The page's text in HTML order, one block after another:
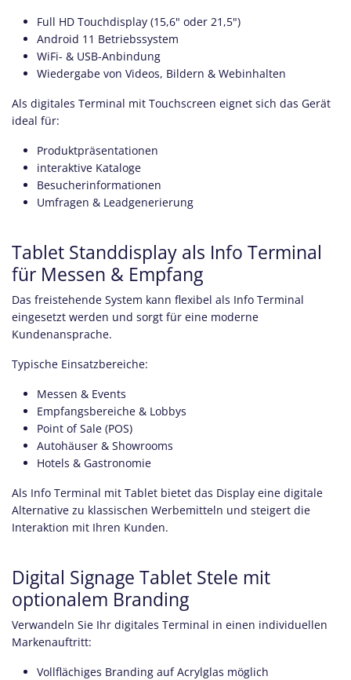
Full HD Touchdisplay (15,6" oder 21,5")
Android 11 Betriebssystem
WiFi- & USB-Anbindung
Wiedergabe von Videos, Bildern & Webinhalten
Als digitales Terminal mit Touchscreen eignet sich das Gerät
ideal für:
Produktpräsentationen
interaktive Kataloge
Besucherinformationen
Umfragen & Leadgenerierung
Tablet Standdisplay als Info Terminal
für Messen & Empfang
Das freistehende System kann flexibel als Info Terminal
eingesetzt werden und sorgt für eine moderne
Kundenansprache.
Typische Einsatzbereiche:
Messen & Events
Empfangsbereiche & Lobbys
Point of Sale (POS)
Autohäuser & Showrooms
Hotels & Gastronomie
Als Info Terminal mit Tablet bietet das Display eine digitale
Alternative zu klassischen Werbemitteln und steigert die
Interaktion mit Ihren Kunden.
Digital Signage Tablet Stele mit
optionalem Branding
Verwandeln Sie Ihr digitales Terminal in einen individuellen
Markenauftritt:
Vollflächiges Branding auf Acrylglas möglich